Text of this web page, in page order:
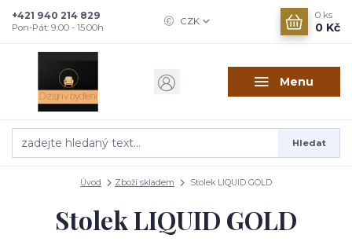
Menu
CZK
Hledat
+421 940 214 829
Pon-Pát: 9:00 - 15:00h
0 ks
0 Kč
Úvod Zboží skladem Stolek LIQUID GOLD
Stolek LIQUID GOLD